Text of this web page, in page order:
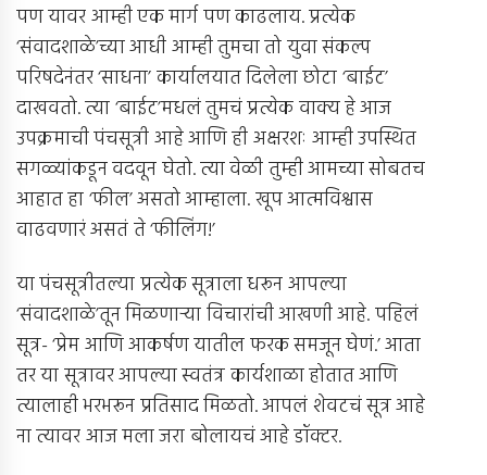
पण यावर आम्ही एक मार्ग पण काढलाय. प्रत्येक
‘संवादशाळे’च्या आधी आम्ही तुमचा तो युवा संकल्प
परिषदेनंतर ‘साधना’ कार्यालयात दिलेला छोटा ‘बाईट’
दाखवतो. त्या ‘बाईट’मधलं तुमचं प्रत्येक वाक्य हे आज
उपक्रमाची पंचसूत्री आहे आणि ही अक्षरशः आम्ही उपस्थित
सगळ्यांकडून वदवून घेतो. त्या वेळी तुम्ही आमच्या सोबतच
आहात हा ‘फील’ असतो आम्हाला. खूप आत्मविश्वास
वाढवणारं असतं ते ‘फीलिंग!’
या पंचसूत्रीतल्या प्रत्येक सूत्राला धरून आपल्या
‘संवादशाळे’तून मिळणार्‍या विचारांची आखणी आहे. पहिलं
सूत्र- ‘प्रेम आणि आकर्षण यातील फरक समजून घेणं.’ आता
तर या सूत्रावर आपल्या स्वतंत्र कार्यशाळा होतात आणि
त्यालाही भरभरून प्रतिसाद मिळतो. आपलं शेवटचं सूत्र आहे
ना त्यावर आज मला जरा बोलायचं आहे डॉक्टर.